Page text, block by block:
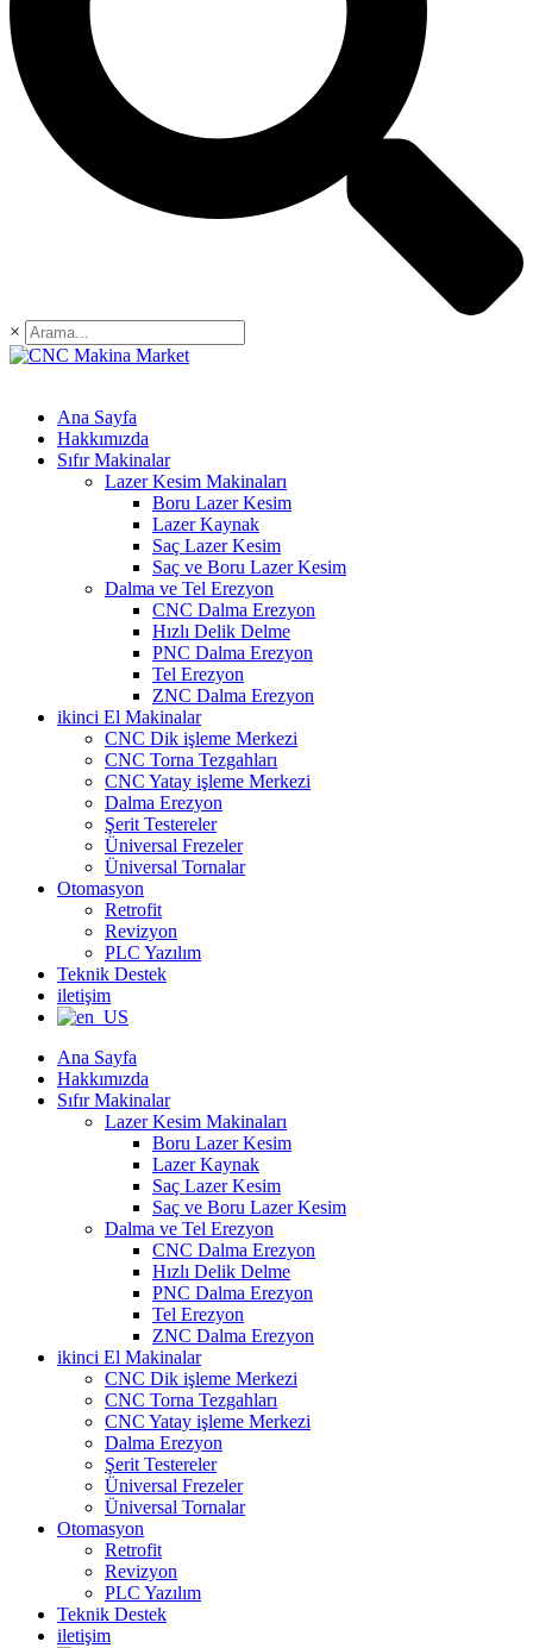
×
Ana Sayfa
Hakkımızda
Sıfır Makinalar
Lazer Kesim Makinaları
Boru Lazer Kesim
Lazer Kaynak
Saç Lazer Kesim
Saç ve Boru Lazer Kesim
Dalma ve Tel Erezyon
CNC Dalma Erezyon
Hızlı Delik Delme
PNC Dalma Erezyon
Tel Erezyon
ZNC Dalma Erezyon
ikinci El Makinalar
CNC Dik işleme Merkezi
CNC Torna Tezgahları
CNC Yatay işleme Merkezi
Dalma Erezyon
Şerit Testereler
Üniversal Frezeler
Üniversal Tornalar
Otomasyon
Retrofit
Revizyon
PLC Yazılım
Teknik Destek
iletişim
Ana Sayfa
Hakkımızda
Sıfır Makinalar
Lazer Kesim Makinaları
Boru Lazer Kesim
Lazer Kaynak
Saç Lazer Kesim
Saç ve Boru Lazer Kesim
Dalma ve Tel Erezyon
CNC Dalma Erezyon
Hızlı Delik Delme
PNC Dalma Erezyon
Tel Erezyon
ZNC Dalma Erezyon
ikinci El Makinalar
CNC Dik işleme Merkezi
CNC Torna Tezgahları
CNC Yatay işleme Merkezi
Dalma Erezyon
Şerit Testereler
Üniversal Frezeler
Üniversal Tornalar
Otomasyon
Retrofit
Revizyon
PLC Yazılım
Teknik Destek
iletişim